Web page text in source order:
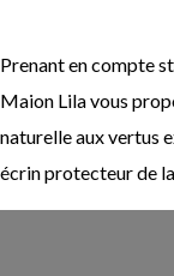
Prenant en compte
Maion Lila vous
naturelle aux vertus
écrin protecteur de la